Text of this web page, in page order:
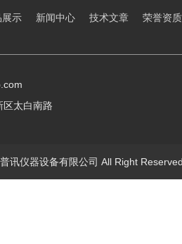
展示 新闻中心 技术文章 荣誉资质
区太白南路
讯仪器设备有限公司 All Right